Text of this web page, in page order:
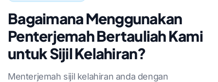
Bagaimana Menggunakan
Penterjemah Bertauliah Kami
untuk Sijil Kelahiran?
Menterjemah sijil kelahiran anda dengan